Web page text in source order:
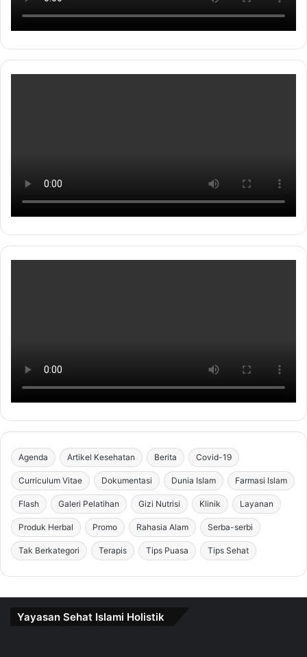
Agenda Artikel Kesehatan Berita Covid-19
Curriculum Vitae Dokumentasi Dunia Islam Farmasi Islam
Flash Galeri Pelatihan Gizi Nutrisi Klinik Layanan
Produk Herbal Promo Rahasia Alam Serba-serbi
Tak Berkategori Terapis Tips Puasa Tips Sehat
Yayasan Sehat Islami Holistik